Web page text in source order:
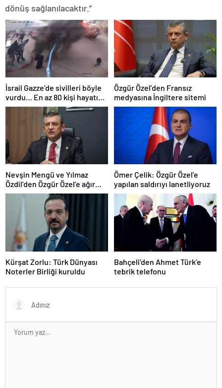
dönüş sağlanılacaktır.”
İsrail Gazze’de sivilleri böyle
vurdu… En az 80 kişi hayatını
kaybetti
Özgür Özel’den Fransız
medyasına İngiltere sitemi
Nevşin Mengü ve Yılmaz
Özdil’den Özgür Özel’e ağır
eleştiriler
Ömer Çelik: Özgür Özel’e
yapılan saldırıyı lanetliyoruz
Kürşat Zorlu: Türk Dünyası
Noterler Birliği kuruldu
Bahçeli’den Ahmet Türk’e
tebrik telefonu